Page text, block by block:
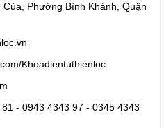
Phường Bình Khánh, Quận
Khoadientuthienloc
- 0943 4343 97 - 0345 4343